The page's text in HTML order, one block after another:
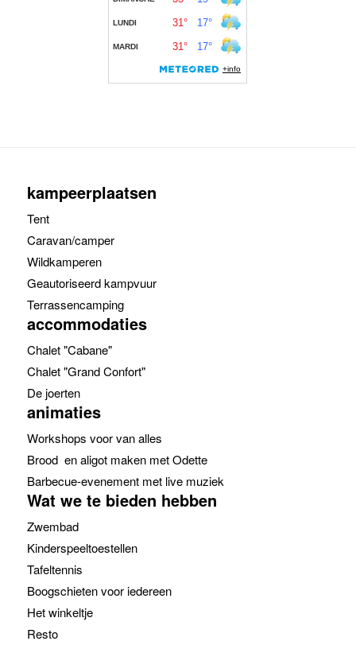
kampeerplaatsen
Tent
Caravan/camper
Wildkamperen
Geautoriseerd kampvuur
Terrassencamping
accommodaties
Chalet "Cabane"
Chalet "Grand Confort"
De joerten
animaties
Workshops voor van alles
Brood en aligot maken met Odette
Barbecue-evenement met live muziek
Wat we te bieden hebben
Zwembad
Kinderspeeltoestellen
Tafeltennis
Boogschieten voor iedereen
Het winkeltje
Resto